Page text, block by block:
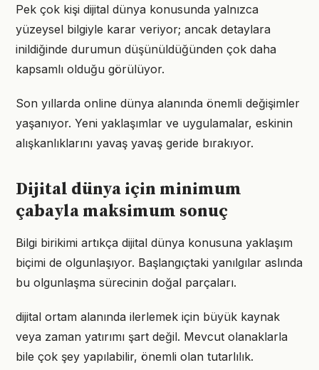
Pek çok kişi dijital dünya konusunda yalnızca
yüzeysel bilgiyle karar veriyor; ancak detaylara
inildiğinde durumun düşünüldüğünden çok daha
kapsamlı olduğu görülüyor.
Son yıllarda online dünya alanında önemli değişimler
yaşanıyor. Yeni yaklaşımlar ve uygulamalar, eskinin
alışkanlıklarını yavaş yavaş geride bırakıyor.
Dijital dünya için minimum
çabayla maksimum sonuç
Bilgi birikimi artıkça dijital dünya konusuna yaklaşım
biçimi de olgunlaşıyor. Başlangıçtaki yanılgılar aslında
bu olgunlaşma sürecinin doğal parçaları.
dijital ortam alanında ilerlemek için büyük kaynak
veya zaman yatırımı şart değil. Mevcut olanaklarla
bile çok şey yapılabilir, önemli olan tutarlılık.